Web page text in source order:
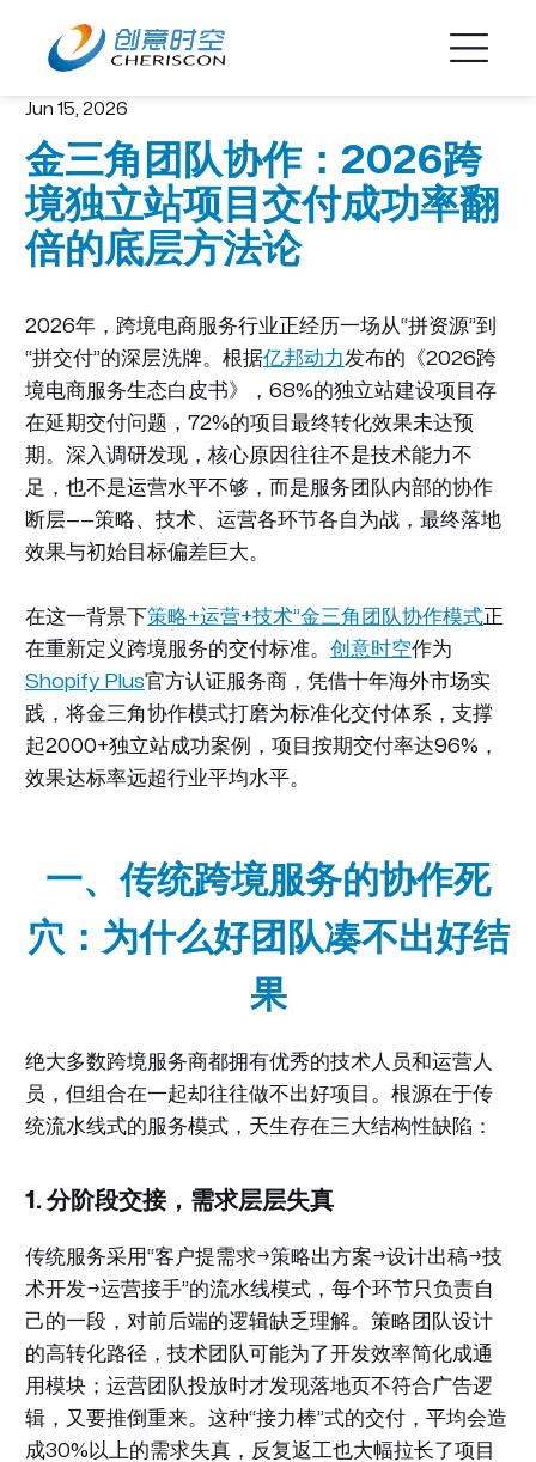
Jun 15, 2026
金三角团队协作：2026跨
境独立站项目交付成功率翻
倍的底层方法论
2026年，跨境电商服务行业正经历一场从“拼资源”到
“拼交付”的深层洗牌。根据亿邦动力发布的《2026跨
境电商服务生态白皮书》，68%的独立站建设项目存
在延期交付问题，72%的项目最终转化效果未达预
期。深入调研发现，核心原因往往不是技术能力不
足，也不是运营水平不够，而是服务团队内部的协作
断层——策略、技术、运营各环节各自为战，最终落地
效果与初始目标偏差巨大。
在这一背景下策略+运营+技术”金三角团队协作模式正
在重新定义跨境服务的交付标准。 创意时空作为
Shopify Plus官方认证服务商，凭借十年海外市场实
践，将金三角协作模式打磨为标准化交付体系，支撑
起2000+独立站成功案例，项目按期交付率达96%，
效果达标率远超行业平均水平。
一、传统跨境服务的协作死
穴：为什么好团队凑不出好结
果
绝大多数跨境服务商都拥有优秀的技术人员和运营人
员，但组合在一起却往往做不出好项目。根源在于传
统流水线式的服务模式，天生存在三大结构性缺陷：
1. 分阶段交接，需求层层失真
传统服务采用“客户提需求→策略出方案→设计出稿→技
术开发→运营接手”的流水线模式，每个环节只负责自
己的一段，对前后端的逻辑缺乏理解。策略团队设计
的高转化路径，技术团队可能为了开发效率简化成通
用模块；运营团队投放时才发现落地页不符合广告逻
辑，又要推倒重来。这种“接力棒”式的交付，平均会造
成30%以上的需求失真，反复返工也大幅拉长了项目